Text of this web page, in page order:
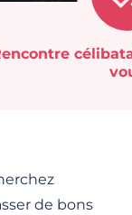
de bons